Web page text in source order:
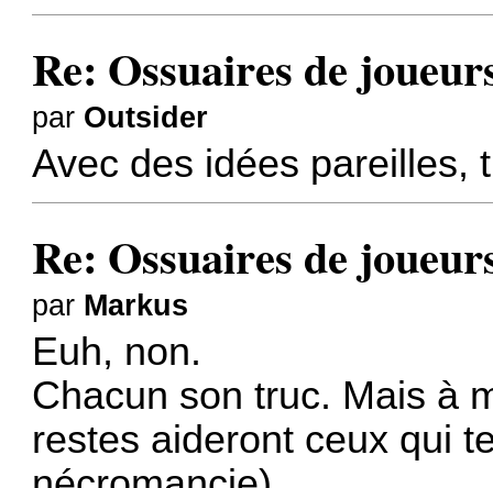
Re: Ossuaires de
par Outsider
Avec des idées pareilles,
Re: Ossuaires de
par Markus
Euh, non.
Chacun son truc. Mais à
restes aideront ceux qui